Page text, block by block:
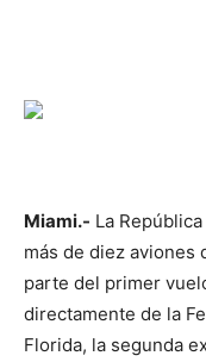
Miami.- La
más de diez aviones
parte del primer
directamente de la
Florida, la segunda